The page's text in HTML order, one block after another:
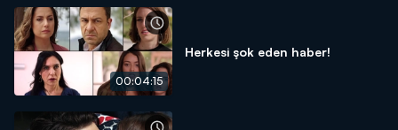
00:04:15
Herkesi şok eden haber!